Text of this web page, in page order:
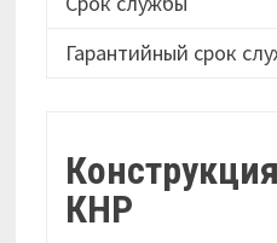
Гарантийный срок
КНР